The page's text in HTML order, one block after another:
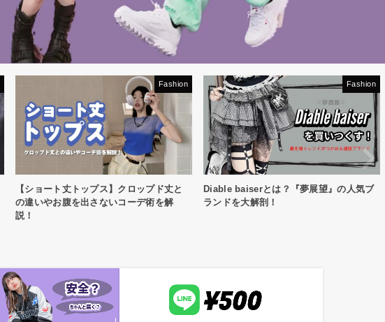
Fashion
【ショート丈トップス】クロップド丈と
の違いやお腹を出さないコーデ術を解
説！
Fashion
Diable baiserとは？『夢展望』の人気ブ
ランドを大解剖！